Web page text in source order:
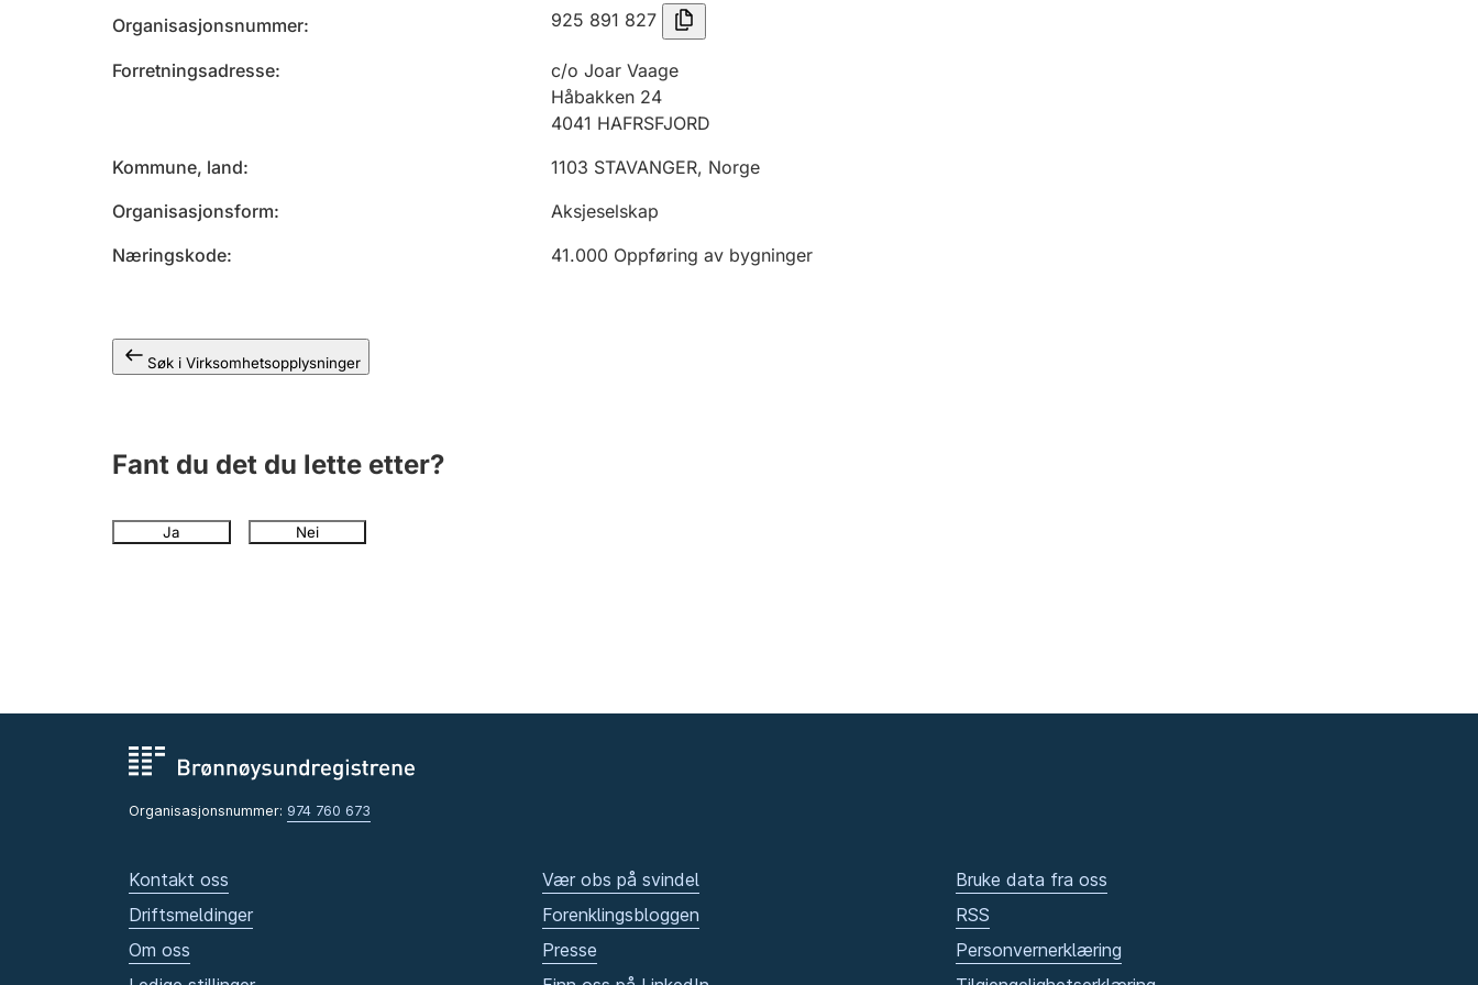
Organisasjonsnummer 925 891 827
Forretningsadresse
c/o Joar Vaage
Håbakken 24
4041 HAFRSFJORD
Kommune, land
1103 STAVANGER, Norge
Organisasjonsform
Aksjeselskap
Næringskode
41.000 Oppføring av bygninger
Søk i Virksomhetsopplysninger
Fant du det du lette etter?
Ja Nei
Organisasjonsnummer: 974 760 673
Kontakt oss
Driftsmeldinger
Om oss
Vær obs på svindel
Forenklingsbloggen
Presse
Bruke data fra oss
RSS
Personvernerklæring